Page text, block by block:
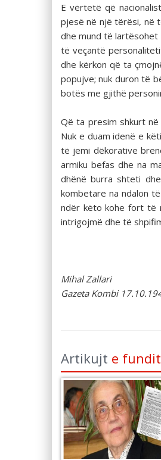
E vërtetë që
pjesë në një tërësi, në
dhe mund të lartësohet
të veçantë
dhe kërkon që ta
popujve; nuk duron të
botës me gjithë
Që ta presim shkurt
Nuk e duam idenë e
të jemi dëkorative
armiku befas dhe na
dhënë burra shteti
kombetare na ndalon
ndër këto kohe fort të
intrigojmë dhe të
Mihal Zallari
Gazeta Kombi
Artikujt e fundit